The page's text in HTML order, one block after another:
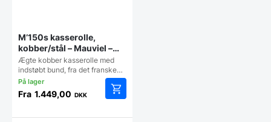
M’150s kasserolle,
kobber/stål – Mauviel –
flere størrelser
Ægte kobber kasserolle med
indstøbt bund, fra det franske…
Fra 1.449,00 DKK
vare